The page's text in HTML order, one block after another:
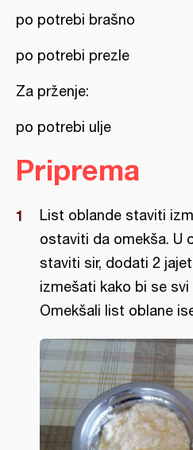
po potrebi brašno
po potrebi prezle
Za prženje:
po potrebi ulje
Priprema
List oblande staviti
ostaviti da omekša. U
staviti sir, dodati 2
izmešati kako bi se
Omekšali list oblane